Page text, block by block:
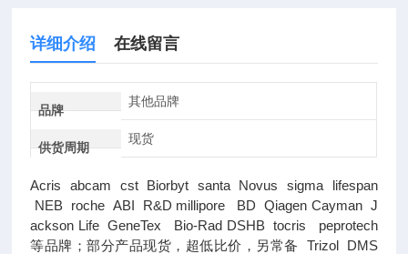
详细介绍 在线留言
品牌
其他品牌
供货周期
现货
Acris abcam cst Biorbyt santa Novus sigma lifespan
NEB roche ABI R&D millipore BD Qiagen Cayman J
ackson Life GeneTex Bio-Rad DSHB tocris peprotech
等品牌；部分产品现货，超低比价，另常备 Trizol DMS